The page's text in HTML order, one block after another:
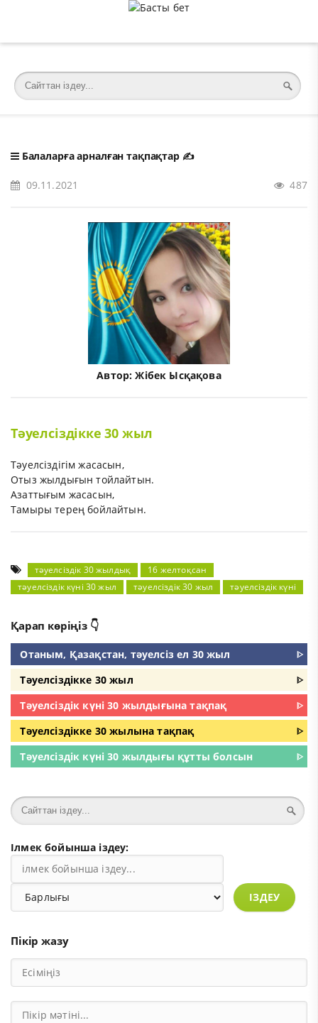
Балаларға арналған тақпақтар✍️
09.11.2021 487
Автор:Жібек Ысқақова
Тәуелсіздікке 30 жыл
Тәуелсіздігім жасасын,
Отыз жылдығын тойлайтын.
Азаттығым жасасын,
Тамыры терең бойлайтын.
тәуелсіздік 30 жылдық
16 желтоқсан
тәуелсіздік күні 30 жыл
тәуелсіздік 30 жыл тәуелсіздік күні
Қарап көріңіз 👇
Отаным, Қазақстан, тәуелсіз ел 30 жыл
ᐈ
Тәуелсіздікке 30 жыл
ᐈ
Тәуелсіздік күні 30 жылдығына тақпақ
ᐈ
Тәуелсіздікке 30 жылына тақпақ
ᐈ
Тәуелсіздік күні 30 жылдығы құтты болсын
ᐈ
Ілмек бойынша іздеу:
ІЗДЕУ
Пікір жазу